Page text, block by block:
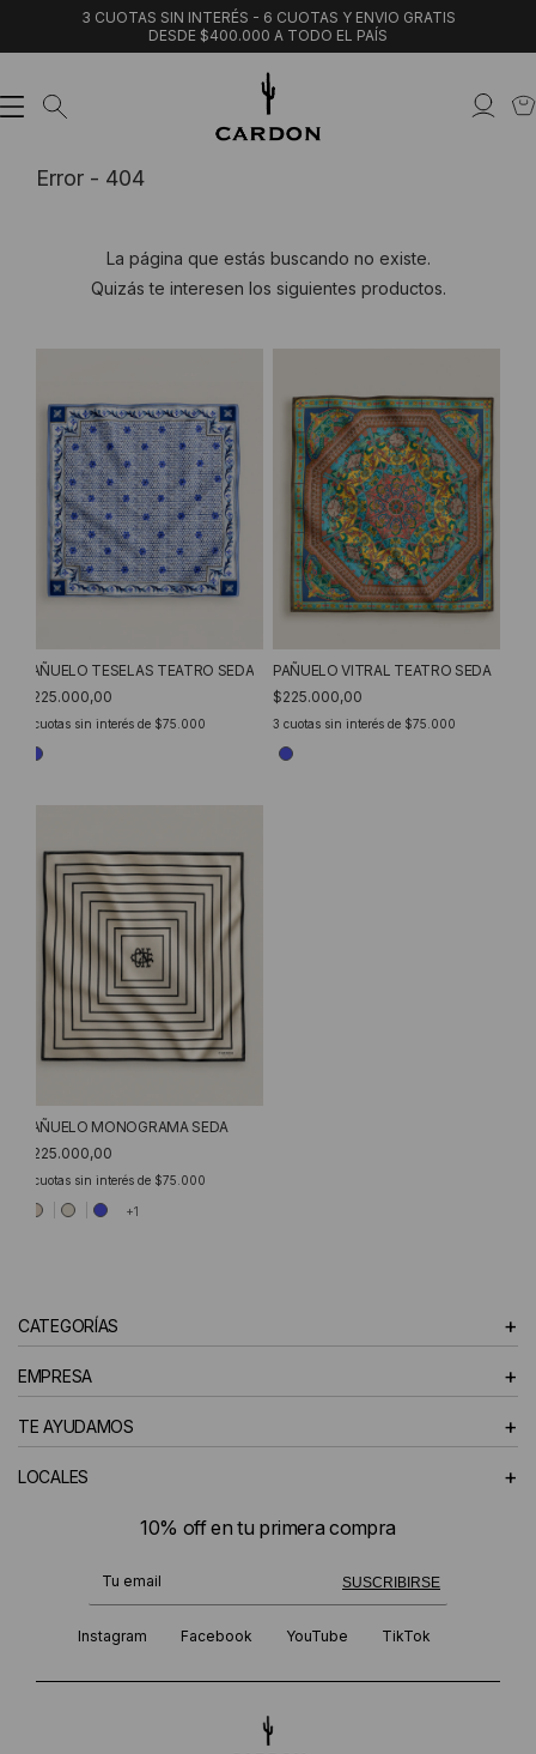
3 CUOTAS SIN INTERÉS - 6 CUOTAS Y ENVIO GRATIS
DESDE $400.000 A TODO EL PAÍS
Error - 404
La página que estás buscando no existe.
Quizás te interesen los siguientes productos.
PAÑUELO TESELAS TEATRO SEDA
$225.000,00
cuotas sin interés de $75.000
PAÑUELO VITRAL TEATRO SEDA
$225.000,00
3 cuotas sin interés de $75.000
PAÑUELO MONOGRAMA SEDA
$225.000,00
cuotas sin interés de $75.000
+1
CATEGORÍAS +
EMPRESA +
TE AYUDAMOS +
LOCALES +
10% off en tu primera compra
SUSCRIBIRSE
¡Te suscribiste exitosamente!
Instagram Facebook YouTube TikTok